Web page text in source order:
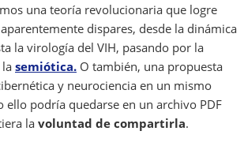
una teoría revolucionaria que logre
dispares, desde la dinámica
la virología del VIH, pasando por la
semiótica. O también, una propuesta
y neurociencia en un mismo
ello podría quedarse en un archivo PDF
la voluntad de compartirla.